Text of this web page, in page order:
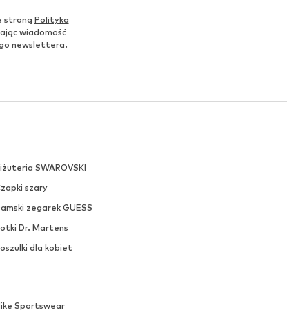
stroną Polityka
wiadomość
newslettera.
SWAROVSKI
szary
zegarek GUESS
Dr. Martens
dla kobiet
Sportswear